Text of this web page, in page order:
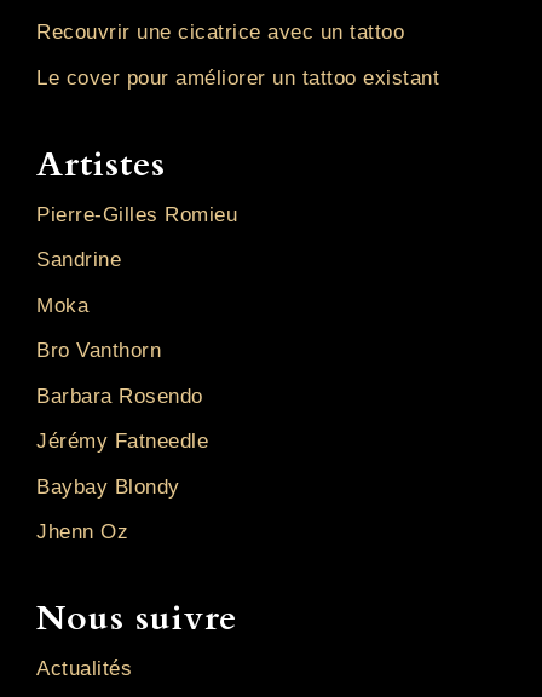
Recouvrir une cicatrice avec un tattoo
Le cover pour améliorer un tattoo existant
Artistes
Pierre-Gilles Romieu
Sandrine
Moka
Bro Vanthorn
Barbara Rosendo
Jérémy Fatneedle
Baybay Blondy
Jhenn Oz
Nous suivre
Actualités